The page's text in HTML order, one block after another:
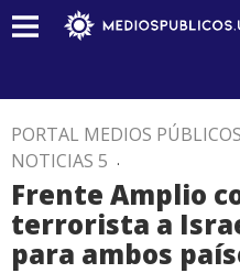
PORTAL MEDIOS PÚBLICOS
NOTICIAS 5 .
Frente Amplio
terrorista a
para ambos